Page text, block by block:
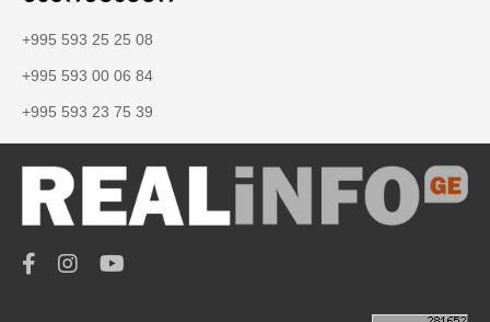
+995 593 25 25 08
+995 593 00 06 84
+995 593 23 75 39